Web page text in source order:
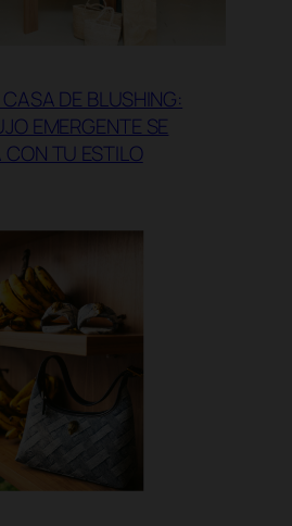
DE BLUSHING:
EMERGENTE SE
TU ESTILO